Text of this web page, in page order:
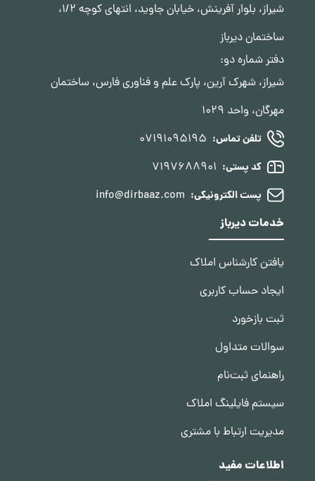
شیراز، بلوار آفرینش، خیابان جاوید، انتهای کوچه 1/2،
ساختمان دیرباز
دفتر شماره دو:
شیراز، شهرک آرین، پارک علم و فناوری فارس، ساختمان
مهرگان، واحد 1029
تلفن تماس: 07191095195
کد پستی: 7197688901
پست الکترونیکی: info@dirbaaz.com
خدمات دیرباز
یافتن کارشناس املاک
ایجاد حساب کاربری
ثبت بازخورد
سوالات متداول
راهنمای ثبت‌نام
سیستم فایلینگ املاک
مدیریت ارتباط با مشتری
اطلاعات مفید